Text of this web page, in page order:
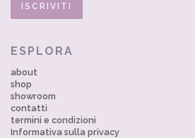
ESPLORA
about
shop
showroom
contatti
termini e condizioni
Informativa sulla privacy